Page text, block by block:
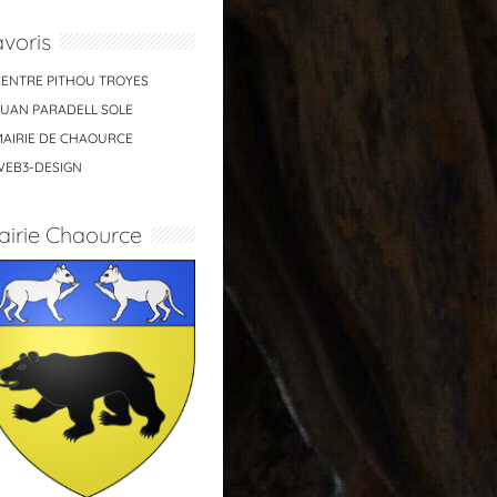
PITHOU TROYES
PARADELL SOLE
DE CHAOURCE
DESIGN
Chaource